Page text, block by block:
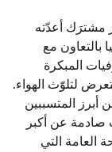
2024 كشف تقرير مشترَك أعدّته
مع
المبكرة
لتلوّث الهواء.
أبرز المتسببين
صادمة عن أكبر
العامة التي